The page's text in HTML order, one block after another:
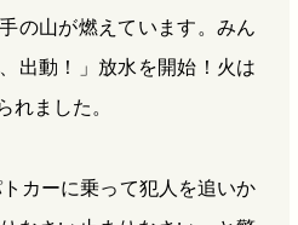
の山が燃えています。みん
出動！」放水を開始！火は
れました。
カーに乗って犯人を追いか